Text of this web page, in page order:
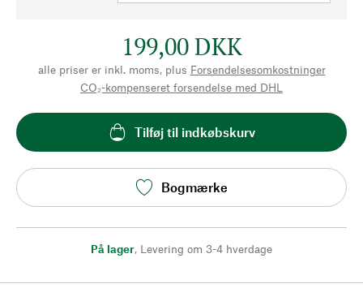
199,00 DKK
alle priser er inkl. moms, plus Forsendelsesomkostninger
CO₂-kompenseret forsendelse med DHL
Tilføj til indkøbskurv
Bogmærke
På lager, Levering om 3-4 hverdage